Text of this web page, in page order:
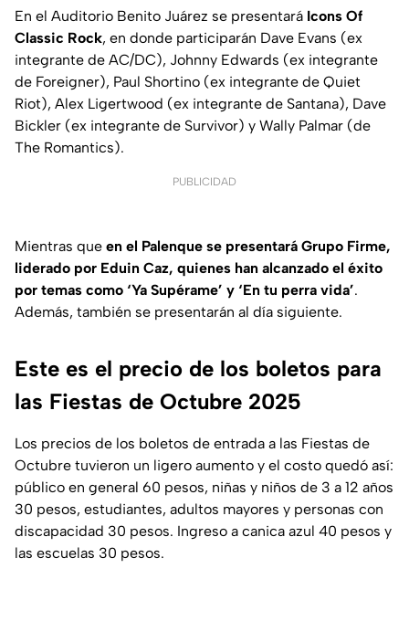
En el Auditorio Benito Juárez se presentará Icons Of
Classic Rock, en donde participarán Dave Evans (ex
integrante de AC/DC), Johnny Edwards (ex integrante
de Foreigner), Paul Shortino (ex integrante de Quiet
Riot), Alex Ligertwood (ex integrante de Santana), Dave
Bickler (ex integrante de Survivor) y Wally Palmar (de
The Romantics).
PUBLICIDAD
Mientras que en el Palenque se presentará Grupo Firme,
liderado por Eduin Caz, quienes han alcanzado el éxito
por temas como ‘Ya Supérame’ y ‘En tu perra vida’.
Además, también se presentarán al día siguiente.
Este es el precio de los boletos para
las Fiestas de Octubre 2025
Los precios de los boletos de entrada a las Fiestas de
Octubre tuvieron un ligero aumento y el costo quedó así:
público en general 60 pesos, niñas y niños de 3 a 12 años
30 pesos, estudiantes, adultos mayores y personas con
discapacidad 30 pesos. Ingreso a canica azul 40 pesos y
las escuelas 30 pesos.